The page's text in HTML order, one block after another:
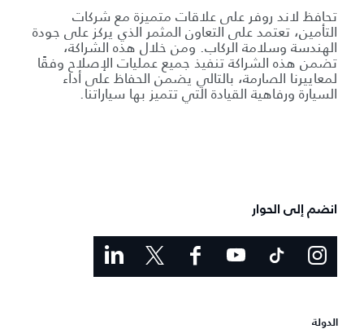
تحافظ لاند روفر على علاقات متميزة مع شركات
التأمين، تعتمد على التعاون المثمر الذي يركز على جودة
الهندسة وسلامة الركاب. ومن خلال هذه الشراكة،
تضمن هذه الشراكة تنفيذ جميع عمليات الإصلاح وفقًا
لمعاييرنا الصارمة، بالتالي يضمن الحفاظ على أداء
السيارة ورفاهية القيادة التي تتميز بها سياراتنا.
انضم إلى الحوار
الدولة